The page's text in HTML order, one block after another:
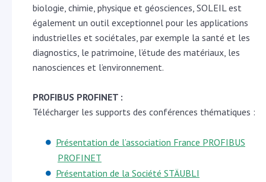
biologie, chimie, physique et géosciences, SOLEIL est
également un outil exceptionnel pour les applications
industrielles et sociétales, par exemple la santé et les
diagnostics, le patrimoine, l’étude des matériaux, les
nanosciences et l’environnement.
PROFIBUS PROFINET :
Télécharger les supports des conférences thématiques :
Présentation de l’association France PROFIBUS
PROFINET
Présentation de la Société STÄUBLI